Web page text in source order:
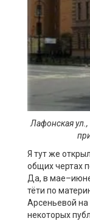
Лафонскаяул.,
Я тут же
общих чертах
Да, в
тёти по
Арсеньевой
некоторых